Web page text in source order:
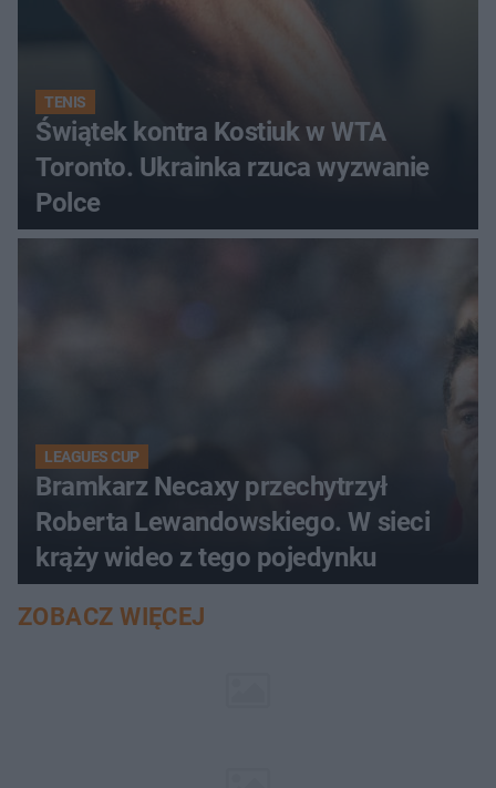
TENIS
Świątek kontra Kostiuk w WTA
Toronto. Ukrainka rzuca wyzwanie
Polce
LEAGUES CUP
Bramkarz Necaxy przechytrzył
Roberta Lewandowskiego. W sieci
krąży wideo z tego pojedynku
ZOBACZ WIĘCEJ